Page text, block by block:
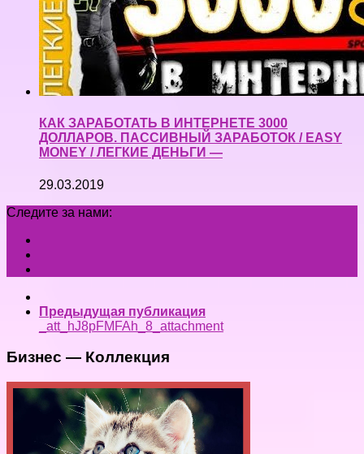
КАК ЗАРАБОТАТЬ В ИНТЕРНЕТЕ 3000
ДОЛЛАРОВ. ПАССИВНЫЙ ЗАРАБОТОК / EASY
MONEY / ЛЕГКИЕ ДЕНЬГИ —
29.03.2019
Следите за нами:
Предыдущая публикация
_att_hJ8pFMFAh_8_attachment
Бизнес — Коллекция